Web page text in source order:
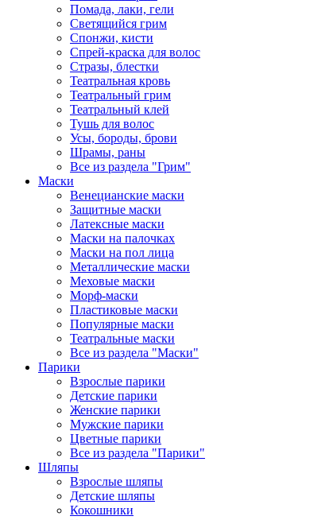
Помада, лаки, гели
Светящийся грим
Спонжи, кисти
Спрей-краска для волос
Стразы, блестки
Театральная кровь
Театральный грим
Театральный клей
Тушь для волос
Усы, бороды, брови
Шрамы, раны
Все из раздела "Грим"
Маски
Венецианские маски
Защитные маски
Латексные маски
Маски на палочках
Маски на пол лица
Металлические маски
Меховые маски
Морф-маски
Пластиковые маски
Популярные маски
Театральные маски
Все из раздела "Маски"
Парики
Взрослые парики
Детские парики
Женские парики
Мужские парики
Цветные парики
Все из раздела "Парики"
Шляпы
Взрослые шляпы
Детские шляпы
Кокошники